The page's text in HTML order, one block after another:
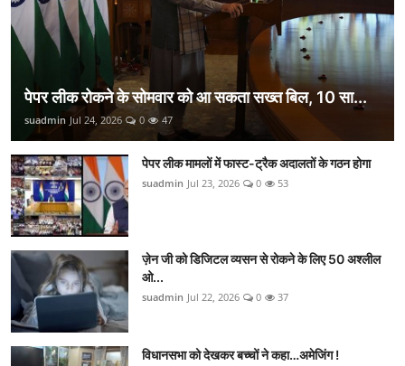
पेपर लीक रोकने के सोमवार को आ सकता सख्त बिल, 10 सा...
suadmin Jul 24, 2026 0 47
पेपर लीक मामलों में फास्ट-ट्रैक अदालतों के गठन होगा
suadmin Jul 23, 2026 0 53
ज़ेन जी को डिजिटल व्यसन से रोकने के लिए 50 अश्लील
ओ...
suadmin Jul 22, 2026 0 37
विधानसभा को देखकर बच्चों ने कहा…अमेजिंग !